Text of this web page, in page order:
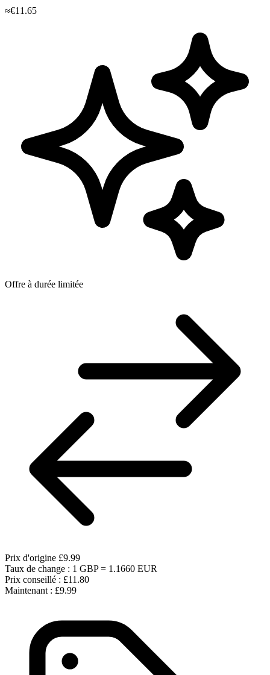
≈€11.65
Offre à durée limitée
Prix d'origine £9.99
Taux de change : 1 GBP = 1.1660 EUR
Prix conseillé : £11.80
Maintenant : £9.99